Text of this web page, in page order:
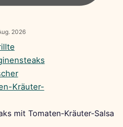
2026
mit Tomaten-Kräuter-Salsa